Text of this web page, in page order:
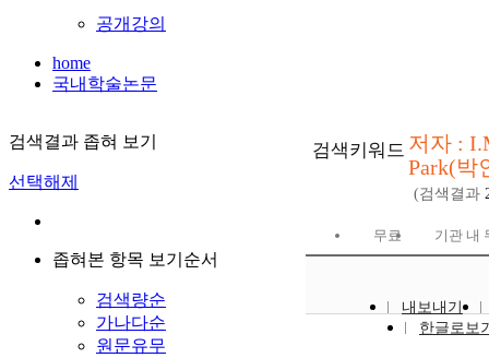
공개강의
home
국내학술논문
검색결과 좁혀 보기
선택해제
좁혀본 항목 보기순서
검색량순
가나다순
원문유무
검색키워드 저자 :
Park(박
(검색결과
무료 기관 내
내보내기
한글로보